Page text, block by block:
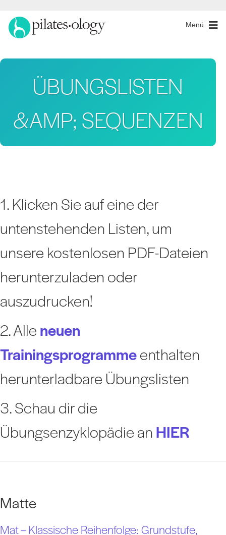
Menü
ÜBUNGSLISTEN
&AMP; SEQUENZEN
1. Klicken Sie auf eine der
untenstehenden Listen, um
unsere kostenlosen PDF-Dateien
herunterzuladen oder
auszudrucken!
2. Alleneuen
Trainingsprogrammeenthalten
herunterladbare Übungslisten
3. Schau dir die
Übungsenzyklopädie anHIER
Matte
Mat – Klassische Reihenfolge: Grundstufe,